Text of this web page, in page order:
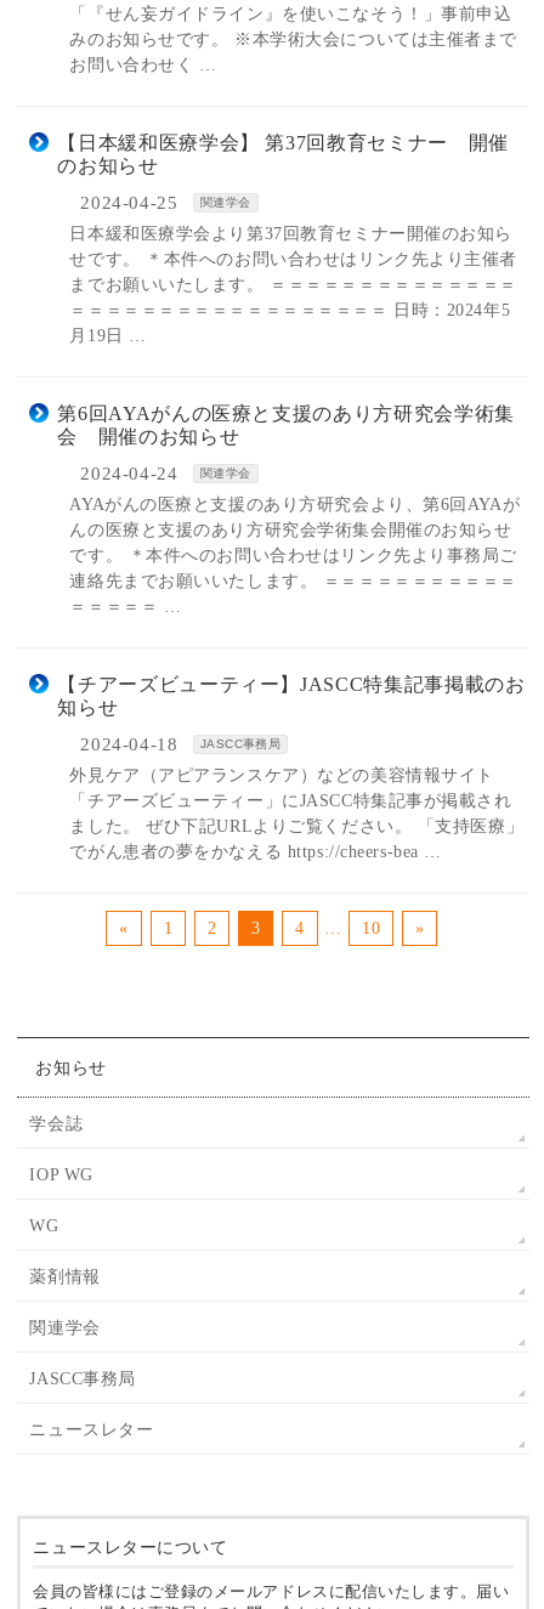
「『せん妄ガイドライン』を使いこなそう！」事前申込
みのお知らせです。 ※本学術大会については主催者まで
お問い合わせく …
【日本緩和医療学会】 第37回教育セミナー 開催
のお知らせ
2024-04-25 関連学会
日本緩和医療学会より第37回教育セミナー開催のお知ら
せです。 ＊本件へのお問い合わせはリンク先より主催者
までお願いいたします。 ＝＝＝＝＝＝＝＝＝＝＝＝＝＝
＝＝＝＝＝＝＝＝＝＝＝＝＝＝＝＝＝＝ 日時：2024年5
月19日 …
第6回AYAがんの医療と支援のあり方研究会学術集
会 開催のお知らせ
2024-04-24 関連学会
AYAがんの医療と支援のあり方研究会より、第6回AYAが
んの医療と支援のあり方研究会学術集会開催のお知らせ
です。 ＊本件へのお問い合わせはリンク先より事務局ご
連絡先までお願いいたします。 ＝＝＝＝＝＝＝＝＝＝＝
＝＝＝＝＝ …
【チアーズビューティー】JASCC特集記事掲載のお
知らせ
2024-04-18 JASCC事務局
外見ケア（アピアランスケア）などの美容情報サイト
「チアーズビューティー」にJASCC特集記事が掲載され
ました。 ぜひ下記URLよりご覧ください。 「支持医療」
でがん患者の夢をかなえる https://cheers-bea …
« 1 2 3 4 … 10 »
お知らせ
学会誌
IOP WG
WG
薬剤情報
関連学会
JASCC事務局
ニュースレター
ニュースレターについて
会員の皆様にはご登録のメールアドレスに配信いたします。届い